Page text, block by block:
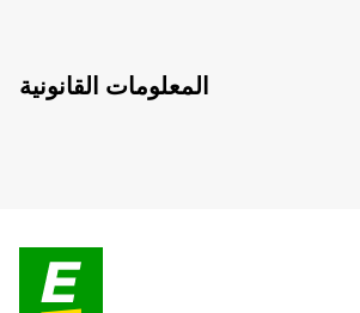
المعلومات القانونية